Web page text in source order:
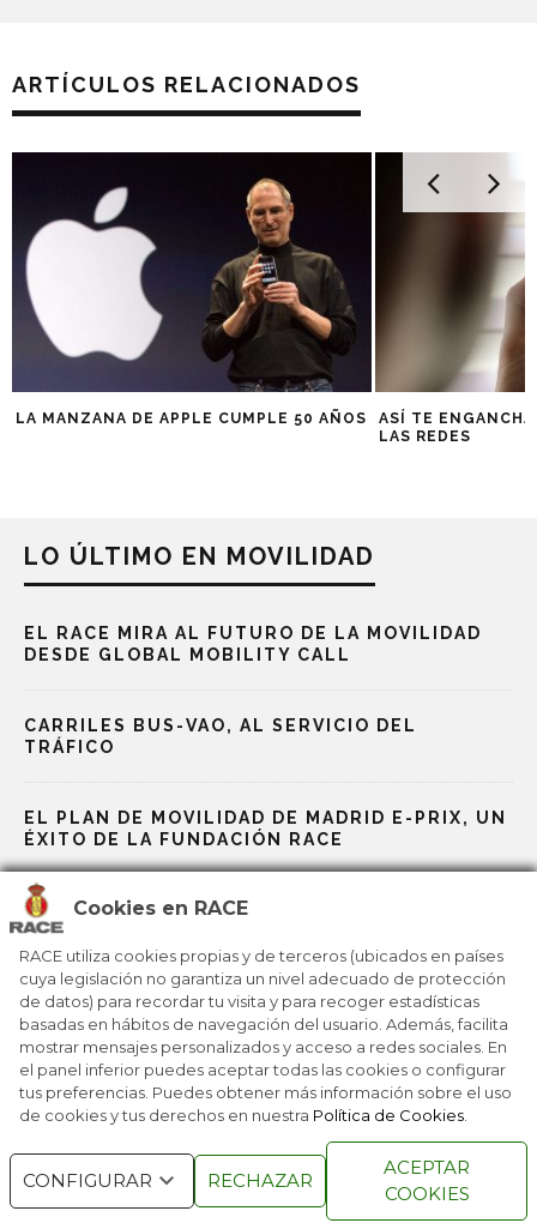
Cookies en RACE
RACE utiliza cookies propias y de terceros (ubicados en países
cuya legislación no garantiza un nivel adecuado de protección
de datos) para recordar tu visita y para recoger estadísticas
basadas en hábitos de navegación del usuario. Además, facilita
mostrar mensajes personalizados y acceso a redes sociales. En
el panel inferior puedes aceptar todas las cookies o configurar
tus preferencias. Puedes obtener más información sobre el uso
de cookies y tus derechos en nuestra Política de Cookies
CONFIGURAR RECHAZAR
ACEPTAR
COOKIES
ARTÍCULOS RELACIONADOS
LA MANZANA DE APPLE CUMPLE 50 AÑOS
ASÍ TE
LAS REDES
LO ÚLTIMO EN MOVILIDAD
EL RACE MIRA AL FUTURO DE LA MOVILIDAD
DESDE GLOBAL MOBILITY CALL
CARRILES BUS-VAO, AL SERVICIO DEL
TRÁFICO
EL PLAN DE MOVILIDAD DE MADRID E-PRIX, UN
ÉXITO DE LA FUNDACIÓN RACE
LA NUEVA MOVILIDAD PASA POR LA LEY
LOS VEHÍCULOS DE AUXILIO EN VÍA PÚBLICA
PODRÁN ACCEDER A LAS ZBE, UNA
PROPUESTA DEL RACE
TODOS LOS DERECHOS
RESERVADOS